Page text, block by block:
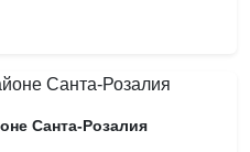
Санта-Розалия